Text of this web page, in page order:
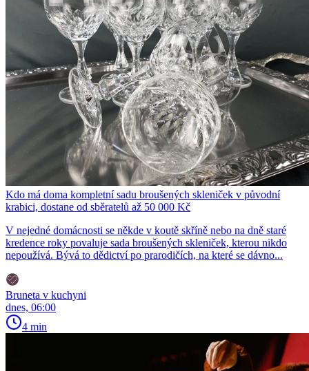
Kdo má doma kompletní sadu broušených skleniček v původní
krabici, dostane od sběratelů až 50 000 Kč
V nejedné domácnosti se někde v koutě skříně nebo na dně staré
kredence roky povaluje sada broušených skleniček, kterou nikdo
nepoužívá. Bývá to dědictví po prarodičích, na které se dávno...
Bruneta v kuchyni
dnes, 06:00
4 min